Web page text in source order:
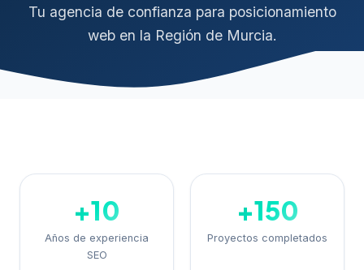
Tu agencia de confianza para posicionamiento
web en la Región de Murcia.
+10
Años de experiencia
SEO
+150
Proyectos completados